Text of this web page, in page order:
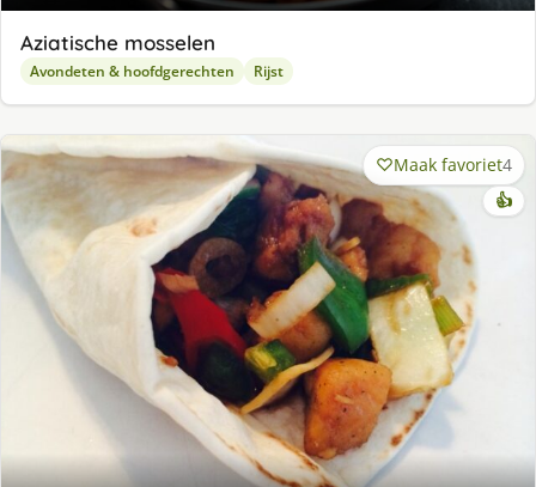
Aziatische mosselen
Avondeten & hoofdgerechten Rijst
Maak favoriet4
👍